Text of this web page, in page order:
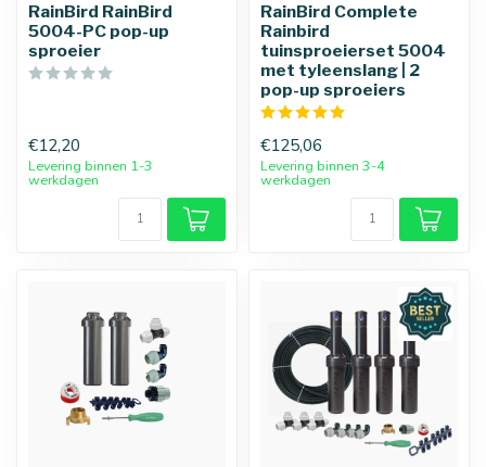
RainBird RainBird
5004-PC pop-up
sproeier
€12,20
Levering binnen 1-3
werkdagen
RainBird Complete
Rainbird
tuinsproeierset 5004
met tyleenslang | 2
pop-up sproeiers
€125,06
Levering binnen 3-4
werkdagen